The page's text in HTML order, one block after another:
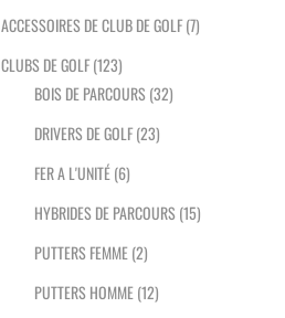
ACCESSOIRES DE CLUB DE GOLF(7)
CLUBS DE GOLF(123)
BOIS DE PARCOURS(32)
DRIVERS DE GOLF(23)
FER A L'UNITÉ(6)
HYBRIDES DE PARCOURS(15)
PUTTERS FEMME(2)
PUTTERS HOMME(12)